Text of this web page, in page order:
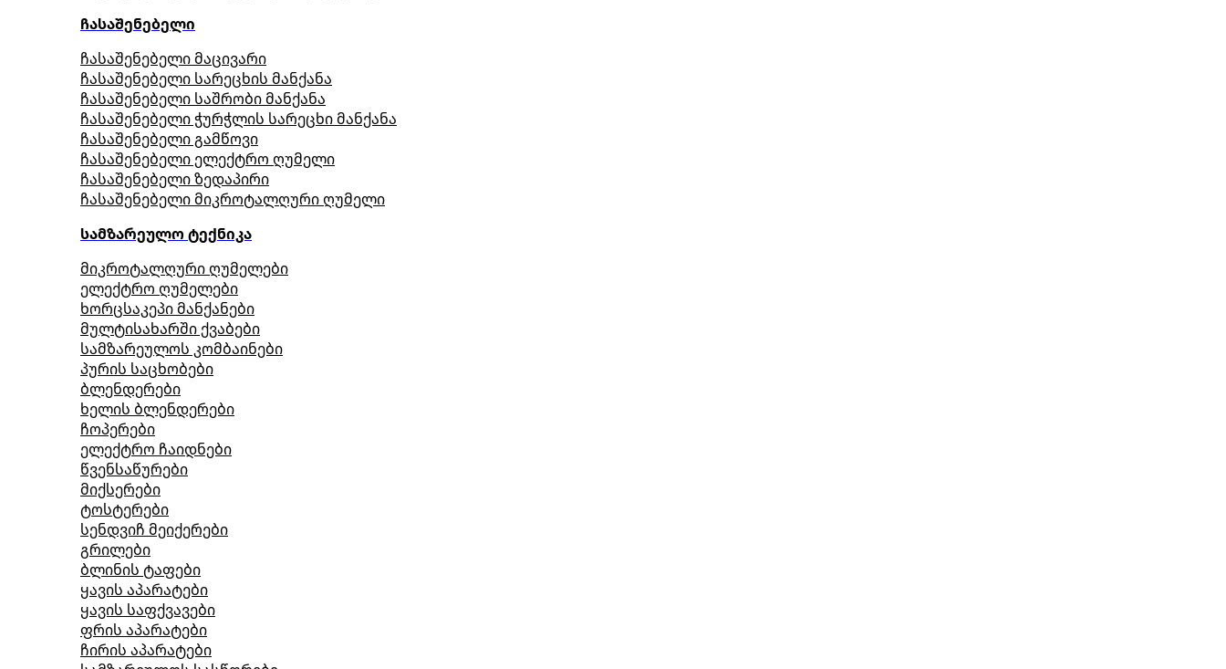
ჩასაშენებელი
ჩასაშენებელი მაცივარი
ჩასაშენებელი სარეცხის მანქანა
ჩასაშენებელი საშრობი მანქანა
ჩასაშენებელი ჭურჭლის სარეცხი მანქანა
ჩასაშენებელი გამწოვი
ჩასაშენებელი ელექტრო ღუმელი
ჩასაშენებელი ზედაპირი
ჩასაშენებელი მიკროტალღური ღუმელი
სამზარეულო ტექნიკა
მიკროტალღური ღუმელები
ელექტრო ღუმელები
ხორცსაკეპი მანქანები
მულტისახარში ქვაბები
სამზარეულოს კომბაინები
პურის საცხობები
ბლენდერები
ხელის ბლენდერები
ჩოპერები
ელექტრო ჩაიდნები
წვენსაწურები
მიქსერები
ტოსტერები
სენდვიჩ მეიქერები
გრილები
ბლინის ტაფები
ყავის აპარატები
ყავის საფქვავები
ფრის აპარატები
ჩირის აპარატები